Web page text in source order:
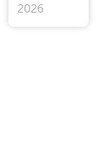
2026